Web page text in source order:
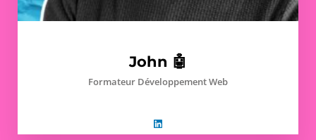
John 🤖
Formateur Développement Web